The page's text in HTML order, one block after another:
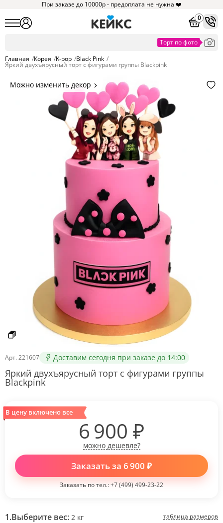
При заказе до 10000р - предоплата не нужна ❤️
0
Главная /Корея /K-pop /Black Pink /
Яркий двухъярусный торт с фигурами группы Blackpink
Можно изменить декор
Цвет покрытия, надписи,
элементы и фигурки.
Арт. 221607 Доставим сегодня при заказе до 14:00
Яркий двухъярусный торт с фигурами группы
Blackpink
1.Выберите вес: 2 кг таблица размеров
В цену включено все
6 900 ₽
можно дешевле?
Заказать за 6 900 ₽
Заказать по тел.:+7 (499) 499-23-22